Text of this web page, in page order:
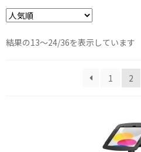
キ
プ
プ
結果の13～24/36を表示しています
順
1
2